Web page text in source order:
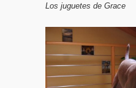
Los juguetes de Grace